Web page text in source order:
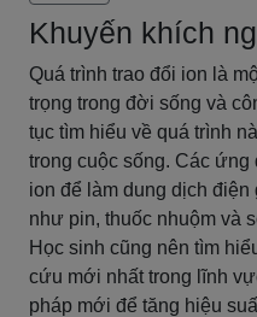
Khuyến khích
Quá trình trao đổi ion là
trọng trong đời sống và
tục tìm hiểu về quá trình
trong cuộc sống. Các
ion để làm dung dịch
như pin, thuốc nhuộm và
Học sinh cũng nên tìm
cứu mới nhất trong lĩnh
pháp mới để tăng hiệu